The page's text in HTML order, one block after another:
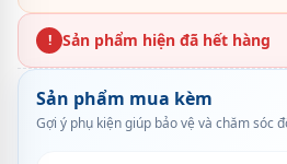
! Sản phẩm hiện đã hết hàng
Sản phẩm mua kèm
Gợi ý phụ kiện giúp bảo vệ và chăm sóc